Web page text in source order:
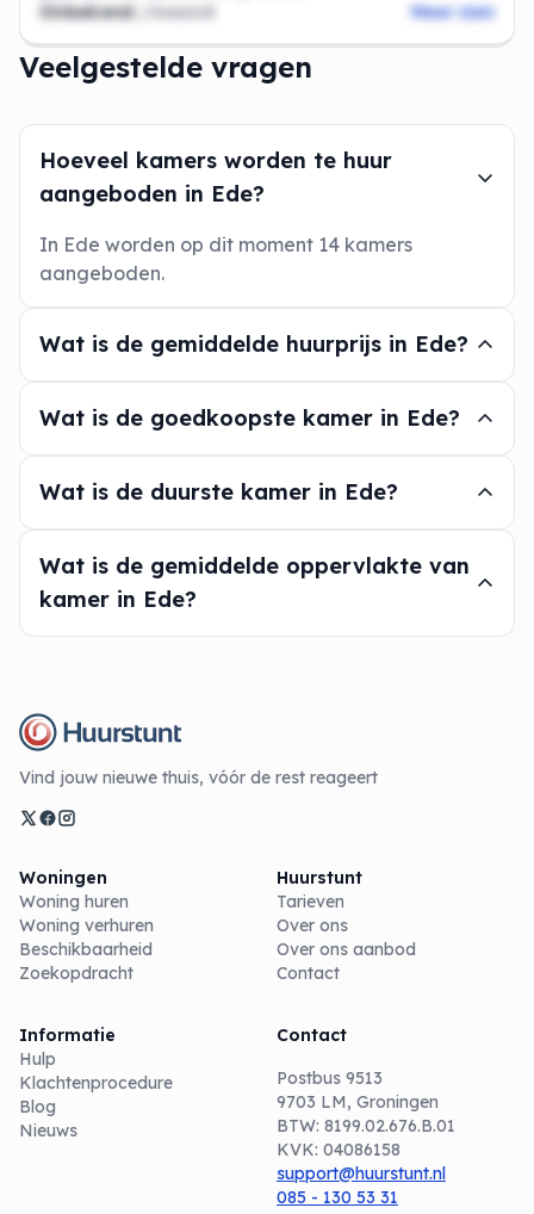
Onbekend
/maand Meer zien
Veelgestelde vragen
Hoeveel kamers worden te huur
aangeboden in Ede?
In Ede worden op dit moment 14 kamers
aangeboden.
Wat is de gemiddelde huurprijs in Ede?
Wat is de goedkoopste kamer in Ede?
Wat is de duurste kamer in Ede?
Wat is de gemiddelde oppervlakte van
kamer in Ede?
Vind jouw nieuwe thuis, vóór de rest reageert
Woningen
Woning huren
Woning verhuren
Beschikbaarheid
Zoekopdracht
Huurstunt
Tarieven
Over ons
Over ons aanbod
Contact
Informatie
Hulp
Klachtenprocedure
Blog
Nieuws
Contact
Postbus 9513
9703 LM, Groningen
BTW: 8199.02.676.B.01
KVK: 04086158
support@huurstunt.nl
085 - 130 53 31